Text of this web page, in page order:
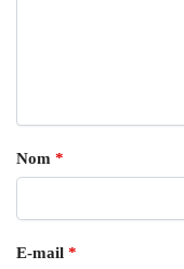
Nom *
E-mail *